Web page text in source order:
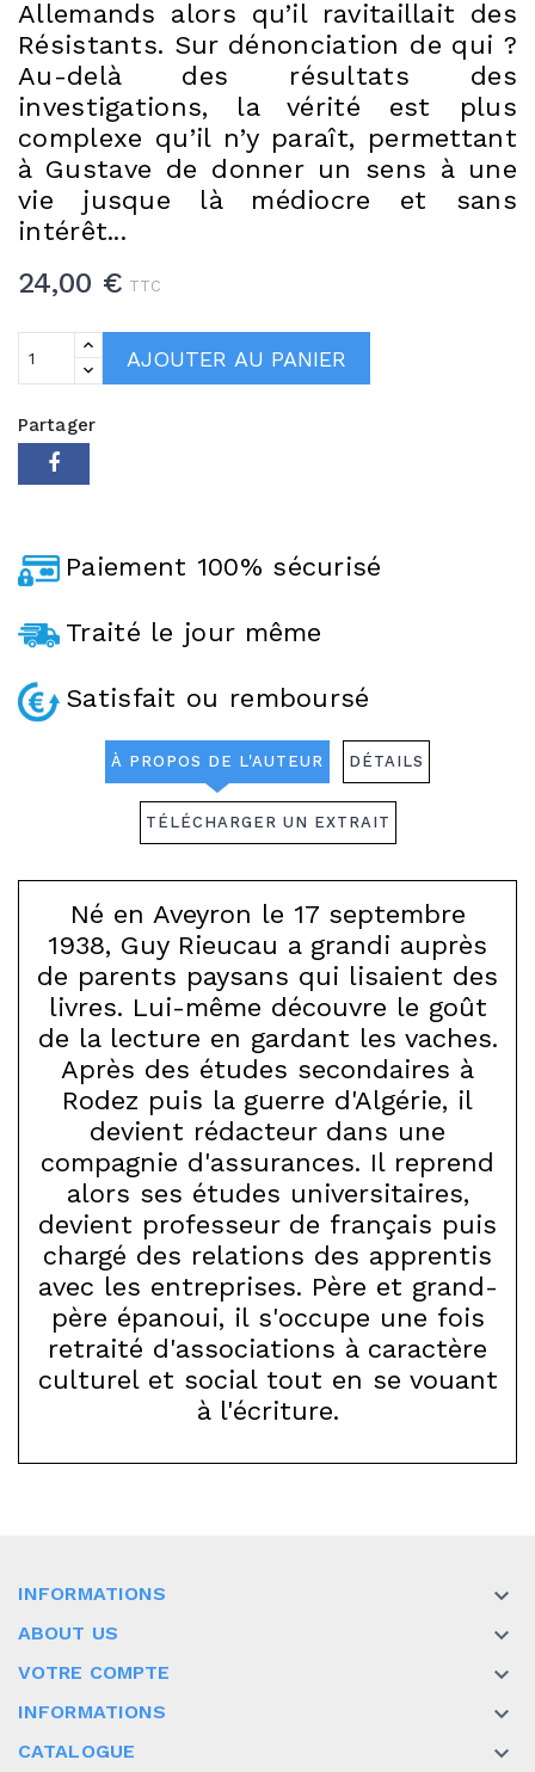
Allemands alors qu’il ravitaillait des
Résistants. Sur dénonciation de qui ?
Au-delà des résultats des
investigations, la vérité est plus
complexe qu’il n’y paraît, permettant
à Gustave de donner un sens à une
vie jusque là médiocre et sans
intérêt...
24,00 € TTC
AJOUTER AU PANIER
Partager
Paiement 100% sécurisé
Traité le jour même
Satisfait ou remboursé
À PROPOS DE L'AUTEUR DÉTAILS
TÉLÉCHARGER UN EXTRAIT
Né en Aveyron le 17 septembre
1938, Guy Rieucau a grandi auprès
de parents paysans qui lisaient des
livres. Lui-même découvre le goût
de la lecture en gardant les vaches.
Après des études secondaires à
Rodez puis la guerre d'Algérie, il
devient rédacteur dans une
compagnie d'assurances. Il reprend
alors ses études universitaires,
devient professeur de français puis
chargé des relations des apprentis
avec les entreprises. Père et grand-
père épanoui, il s'occupe une fois
retraité d'associations à caractère
culturel et social tout en se vouant
à l'écriture.
INFORMATIONS 
ABOUT US 
VOTRE COMPTE 
INFORMATIONS 
CATALOGUE 